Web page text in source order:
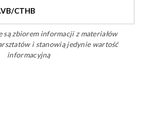
CTHB
są zbiorem informacji z materiałów
i stanowią jedynie wartość
informacyjną